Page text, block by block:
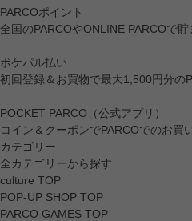
PARCOポイント
全国のPARCOやONLINE PARCOで貯
ポケパル払い
初回登録＆お買物で最大1,500円分の
POCKET PARCO（公式アプリ）
コイン＆クーポンでPARCOでのお買
カテゴリー
全カテゴリーから探す
culture TOP
POP-UP SHOP TOP
PARCO GAMES TOP